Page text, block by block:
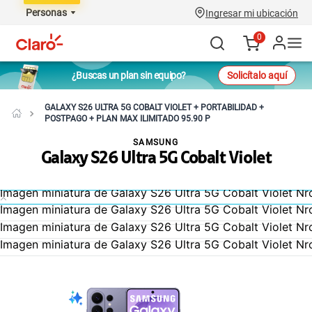
Personas Ingresar mi ubicación
0
¿Buscas un plan sin equipo? Solicítalo aquí
GALAXY S26 ULTRA 5G COBALT VIOLET + PORTABILIDAD +
POSTPAGO + PLAN MAX ILIMITADO 95.90 P
Galaxy S26 Ultra 5G Cobalt Violet
SAMSUNG